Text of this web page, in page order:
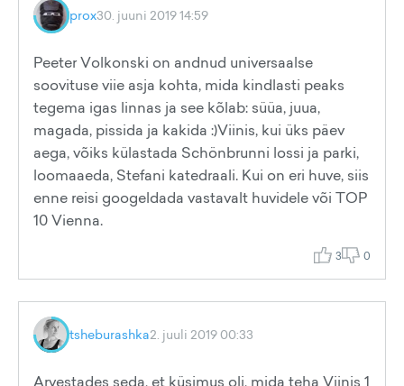
prox30. juuni 2019 14:59
Peeter Volkonski on andnud universaalse
soovituse viie asja kohta, mida kindlasti peaks
tegema igas linnas ja see kõlab: süüa, juua,
magada, pissida ja kakida :)Viinis, kui üks päev
aega, võiks külastada Schönbrunni lossi ja parki,
loomaaeda, Stefani katedraali. Kui on eri huve, siis
enne reisi googeldada vastavalt huvidele või TOP
10 Vienna.
3 0
tsheburashka2. juuli 2019 00:33
Arvestades seda, et küsimus oli, mida teha Viinis 1